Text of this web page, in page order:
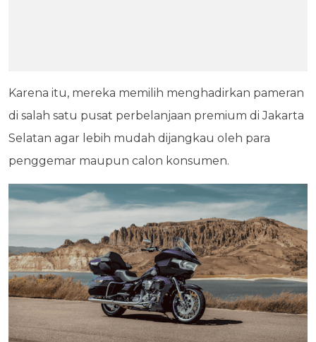
Karena itu, mereka memilih menghadirkan pameran
di salah satu pusat perbelanjaan premium di Jakarta
Selatan agar lebih mudah dijangkau oleh para
penggemar maupun calon konsumen.